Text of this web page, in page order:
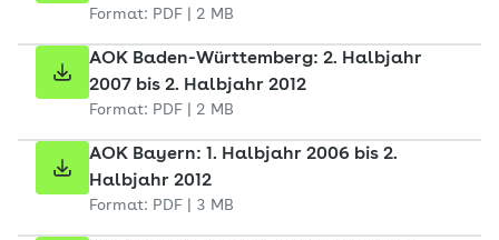
Format: PDF | 2 MB
AOK Baden-Württemberg: 2. Halbjahr
2007 bis 2. Halbjahr 2012
Format: PDF | 2 MB
AOK Bayern: 1. Halbjahr 2006 bis 2.
Halbjahr 2012
Format: PDF | 3 MB